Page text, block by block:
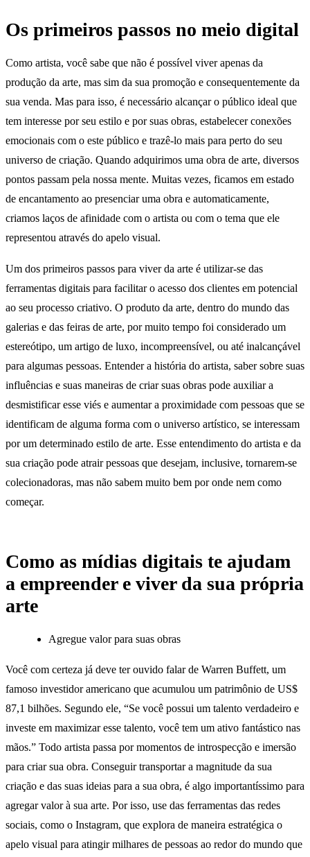
Os primeiros passos no meio digital
Como artista, você sabe que não é possível viver apenas da
produção da arte, mas sim da sua promoção e consequentemente da
sua venda. Mas para isso, é necessário alcançar o público ideal que
tem interesse por seu estilo e por suas obras, estabelecer conexões
emocionais com o este público e trazê-lo mais para perto do seu
universo de criação. Quando adquirimos uma obra de arte, diversos
pontos passam pela nossa mente. Muitas vezes, ficamos em estado
de encantamento ao presenciar uma obra e automaticamente,
criamos laços de afinidade com o artista ou com o tema que ele
representou através do apelo visual.
Um dos primeiros passos para viver da arte é utilizar-se das
ferramentas digitais para facilitar o acesso dos clientes em potencial
ao seu processo criativo. O produto da arte, dentro do mundo das
galerias e das feiras de arte, por muito tempo foi considerado um
estereótipo, um artigo de luxo, incompreensível, ou até inalcançável
para algumas pessoas. Entender a história do artista, saber sobre suas
influências e suas maneiras de criar suas obras pode auxiliar a
desmistificar esse viés e aumentar a proximidade com pessoas que se
identificam de alguma forma com o universo artístico, se interessam
por um determinado estilo de arte. Esse entendimento do artista e da
sua criação pode atrair pessoas que desejam, inclusive, tornarem-se
colecionadoras, mas não sabem muito bem por onde nem como
começar.
Como as mídias digitais te ajudam
a empreender e viver da sua própria
arte
Agregue valor para suas obras
Você com certeza já deve ter ouvido falar de Warren Buffett, um
famoso investidor americano que acumulou um patrimônio de US$
87,1 bilhões. Segundo ele, “Se você possui um talento verdadeiro e
investe em maximizar esse talento, você tem um ativo fantástico nas
mãos.” Todo artista passa por momentos de introspecção e imersão
para criar sua obra. Conseguir transportar a magnitude da sua
criação e das suas ideias para a sua obra, é algo importantíssimo para
agregar valor à sua arte. Por isso, use das ferramentas das redes
sociais, como o Instagram, que explora de maneira estratégica o
apelo visual para atingir milhares de pessoas ao redor do mundo que